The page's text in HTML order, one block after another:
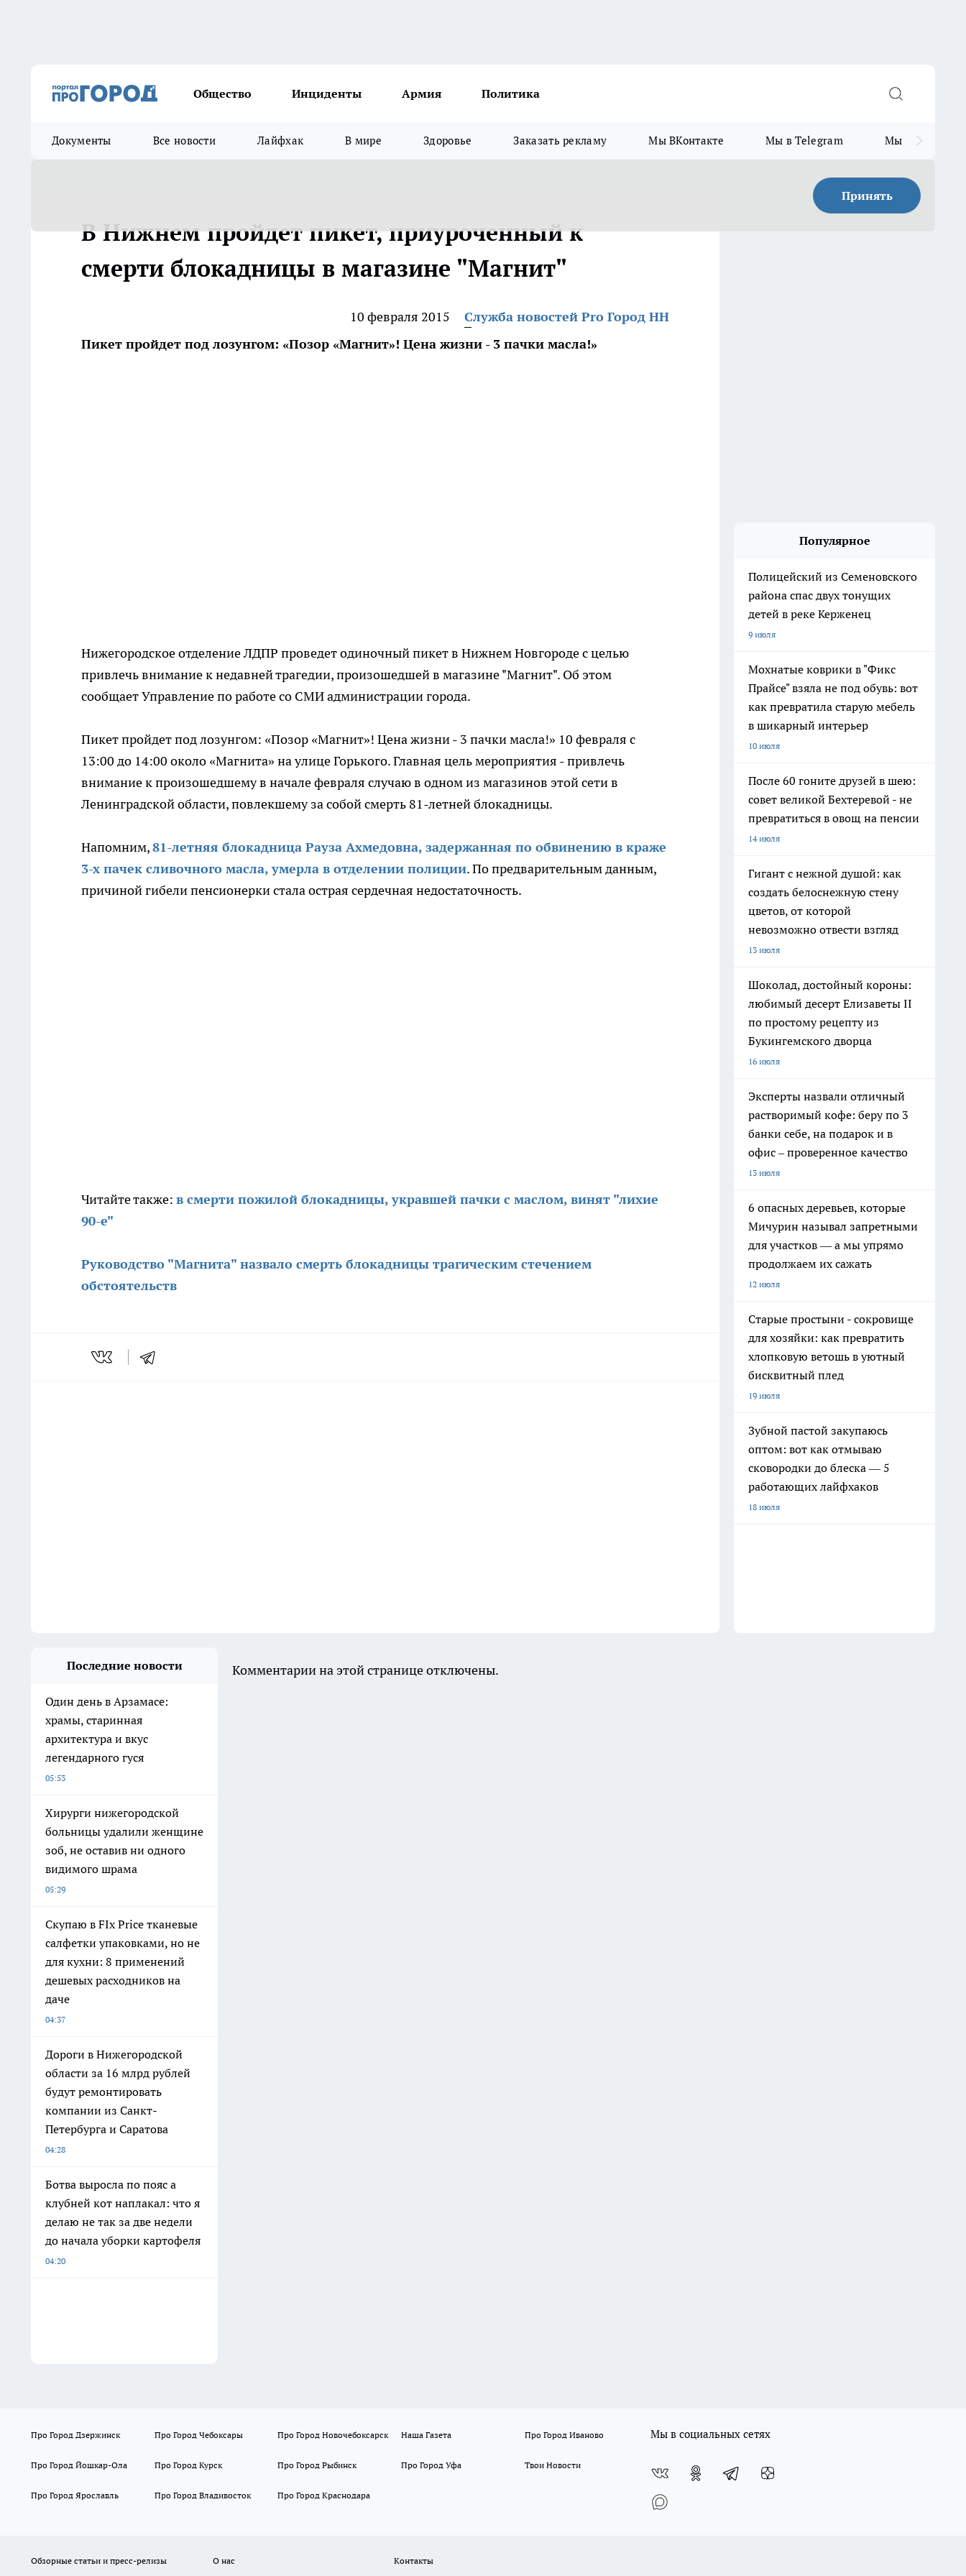
Общество Инциденты Армия Политика
Документы Все новости Лайфхак В мире Здоровье Заказать рекламу Мы ВКонтакте Мы в Telegram Мы в MAX
Принять
В Нижнем пройдет пикет, приуроченный к
смерти блокадницы в магазине "Магнит"
10 февраля 2015
Служба новостей Pro Город НН
Пикет пройдет под лозунгом: «Позор «Магнит»! Цена жизни - 3 пачки масла!»
Нижегородское отделение ЛДПР проведет одиночный пикет в Нижнем Новгороде с целью
привлечь внимание к недавней трагедии, произошедшей в магазине "Магнит". Об этом
сообщает Управление по работе со СМИ администрации города.
Пикет пройдет под лозунгом: «Позор «Магнит»! Цена жизни - 3 пачки масла!» 10 февраля с
13:00 до 14:00 около «Магнита» на улице Горького. Главная цель мероприятия - привлечь
внимание к произошедшему в начале февраля случаю в одном из магазинов этой сети в
Ленинградской области, повлекшему за собой смерть 81-летней блокадницы.
Напомним,81-летняя блокадница Рауза Ахмедовна, задержанная по обвинению в краже
3-х пачек сливочного масла, умерла в отделении полиции. По предварительным данным,
причиной гибели пенсионерки стала острая сердечная недостаточность.
Читайте также: в смерти пожилой блокадницы, укравшей пачки с маслом, винят "лихие
90-е"
Руководство "Магнита" назвало смерть блокадницы трагическим стечением
обстоятельств
Популярное
Полицейский из Семеновского
района спас двух тонущих
детей в реке Керженец
9 июля
Мохнатые коврики в "Фикс
Прайсе" взяла не под обувь: вот
как превратила старую мебель
в шикарный интерьер
10 июля
После 60 гоните друзей в шею:
совет великой Бехтеревой - не
превратиться в овощ на пенсии
14 июля
Гигант с нежной душой: как
создать белоснежную стену
цветов, от которой
невозможно отвести взгляд
13 июля
Шоколад, достойный короны:
любимый десерт Елизаветы II
по простому рецепту из
Букингемского дворца
16 июля
Эксперты назвали отличный
растворимый кофе: беру по 3
банки себе, на подарок и в
офис – проверенное качество
13 июля
6 опасных деревьев, которые
Мичурин называл запретными
для участков — а мы упрямо
продолжаем их сажать
12 июля
Старые простыни - сокровище
для хозяйки: как превратить
хлопковую ветошь в уютный
бисквитный плед
19 июля
Зубной пастой закупаюсь
оптом: вот как отмываю
сковородки до блеска — 5
работающих лайфхаков
18 июля
Последние новости
Один день в Арзамасе:
храмы, старинная
архитектура и вкус
легендарного гуся
05:53
Хирурги нижегородской
больницы удалили женщине
зоб, не оставив ни одного
видимого шрама
05:29
Скупаю в FIx Price тканевые
салфетки упаковками, но не
для кухни: 8 применений
дешевых расходников на
даче
04:37
Дороги в Нижегородской
области за 16 млрд рублей
будут ремонтировать
компании из Санкт-
Петербурга и Саратова
04:28
Ботва выросла по пояс а
клубней кот наплакал: что я
делаю не так за две недели
до начала уборки картофеля
04:20
Комментарии на этой странице отключены.
Про Город Дзержинск Про Город Чебоксары Про Город Новочебоксарск Наша Газета Про Город Иваново
Про Город Йошкар-Ола Про Город Курск Про Город Рыбинск Про Город Уфа Твои Новости
Про Город Ярославль Про Город Владивосток Про Город Краснодара
Мы в социальных сетях
Обзорные статьи и пресс-релизы О нас
Контакты